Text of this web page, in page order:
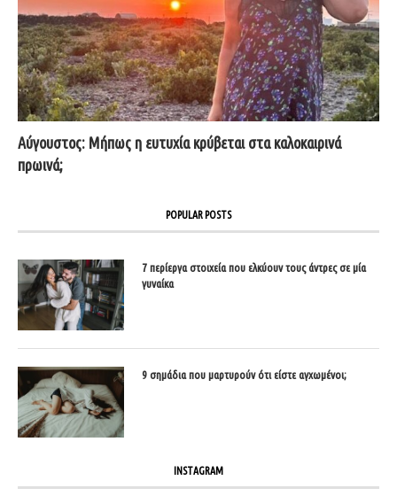
Αύγουστος: Μήπως η ευτυχία κρύβεται στα καλοκαιρινά
πρωινά;
POPULAR POSTS
7 περίεργα στοιχεία που ελκύουν τους άντρες σε μία
γυναίκα
9 σημάδια που μαρτυρούν ότι είστε αγχωμένοι;
INSTAGRAM